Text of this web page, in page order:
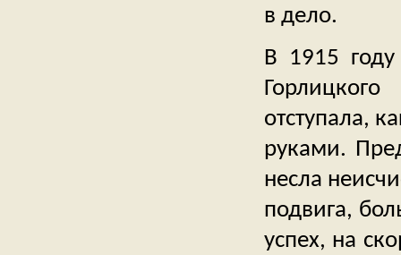
в дело.
В 1915
отступала,
руками.
несла
подвига,
успех, на